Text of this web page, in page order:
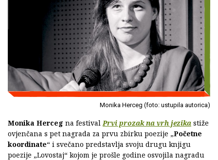
Monika Herceg (foto: ustupila autorica)
Monika Herceg na festival Prvi prozak na vrh jezika stiže
ovjenčana s pet nagrada za prvu zbirku poezije „Početne
koordinate“ i svečano predstavlja svoju drugu knjigu
poezije „Lovostaj“ kojom je prošle godine osvojila nagradu